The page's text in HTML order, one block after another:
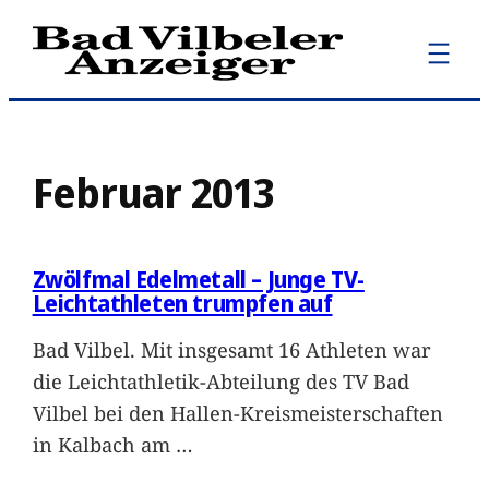
Zum
Inhalt
Februar 2013
Zwölfmal Edelmetall – Junge TV-
Leichtathleten trumpfen auf
Bad Vilbel. Mit insgesamt 16 Athleten war
die Leichtathletik-Abteilung des TV Bad
Vilbel bei den Hallen-Kreismeisterschaften
in Kalbach am …